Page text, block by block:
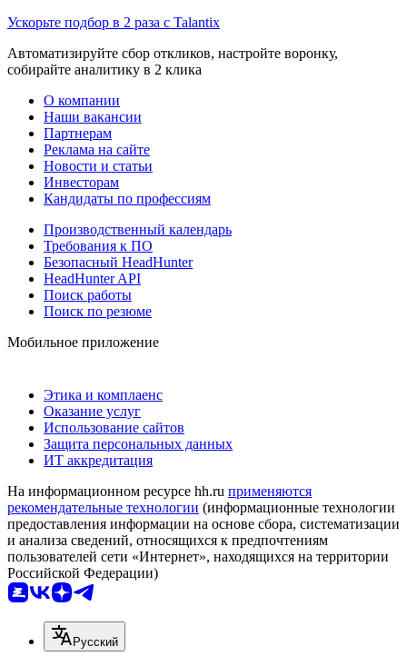
Ускорьте подбор в 2 раза с Talantix
Автоматизируйте сбор откликов, настройте воронку,
собирайте аналитику в 2 клика
О компании
Наши вакансии
Партнерам
Реклама на сайте
Новости и статьи
Инвесторам
Кандидаты по профессиям
Производственный календарь
Требования к ПО
Безопасный HeadHunter
HeadHunter API
Поиск работы
Поиск по резюме
Мобильное приложение
Этика и комплаенс
Оказание услуг
Использование сайтов
Защита персональных данных
ИТ аккредитация
На информационном ресурсе hh.ru применяются
рекомендательные технологии (информационные технологии
предоставления информации на основе сбора, систематизации
и анализа сведений, относящихся к предпочтениям
пользователей сети «Интернет», находящихся на территории
Российской Федерации)
Русский